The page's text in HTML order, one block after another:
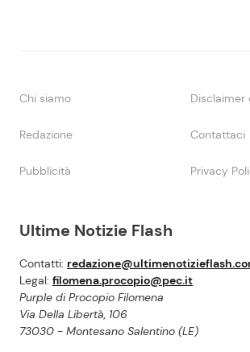
Ultime Notizie Flash
Contatti:
Legal: filomena.procopio@pec.it
Purple di Procopio Filomena
Via Della Libertà, 106
73030 - Montesano Salentino (LE)
Chi siamo Disclaimer
Redazione Contattaci
Pubblicità Privacy